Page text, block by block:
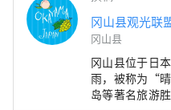
冈山县观光联
冈山县
冈山县位于日
雨，被称为“
岛等著名旅游